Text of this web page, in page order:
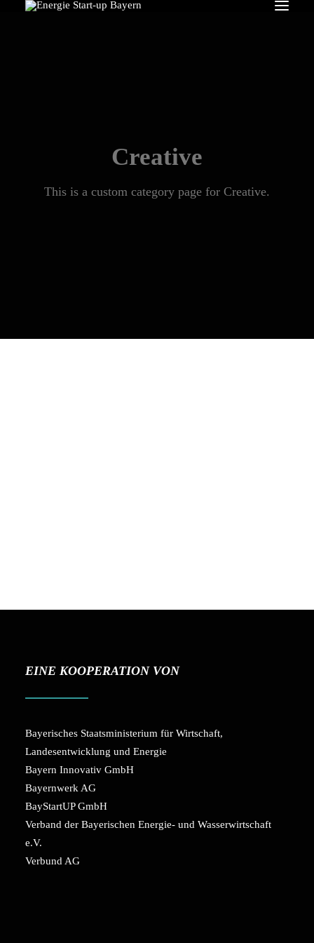
Creative
This is a custom category page for Creative.
EINE KOOPERATION VON
Bayerisches Staatsministerium für Wirtschaft,
Landesentwicklung und Energie
Bayern Innovativ GmbH
Bayernwerk AG
BayStartUP GmbH
Verband der Bayerischen Energie- und Wasserwirtschaft
e.V.
Verbund AG